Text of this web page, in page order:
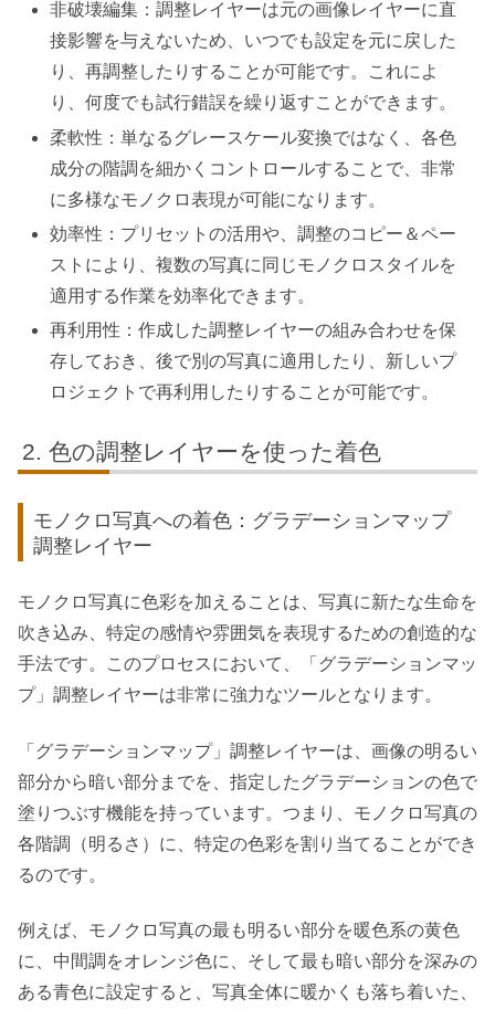
非破壊編集：調整レイヤーは元の画像レイヤーに直
接影響を与えないため、いつでも設定を元に戻した
り、再調整したりすることが可能です。これによ
り、何度でも試行錯誤を繰り返すことができます。
柔軟性：単なるグレースケール変換ではなく、各色
成分の階調を細かくコントロールすることで、非常
に多様なモノクロ表現が可能になります。
効率性：プリセットの活用や、調整のコピー＆ペー
ストにより、複数の写真に同じモノクロスタイルを
適用する作業を効率化できます。
再利用性：作成した調整レイヤーの組み合わせを保
存しておき、後で別の写真に適用したり、新しいプ
ロジェクトで再利用したりすることが可能です。
色の調整レイヤーを使った着色
モノクロ写真への着色：グラデーションマップ
調整レイヤー
モノクロ写真に色彩を加えることは、写真に新たな生命を
吹き込み、特定の感情や雰囲気を表現するための創造的な
手法です。このプロセスにおいて、「グラデーションマッ
プ」調整レイヤーは非常に強力なツールとなります。
「グラデーションマップ」調整レイヤーは、画像の明るい
部分から暗い部分までを、指定したグラデーションの色で
塗りつぶす機能を持っています。つまり、モノクロ写真の
各階調（明るさ）に、特定の色彩を割り当てることができ
るのです。
例えば、モノクロ写真の最も明るい部分を暖色系の黄色
に、中間調をオレンジ色に、そして最も暗い部分を深みの
ある青色に設定すると、写真全体に暖かくも落ち着いた、